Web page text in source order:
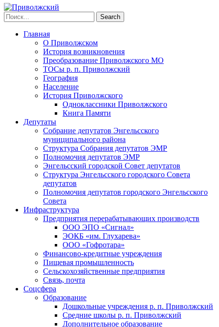
Главная
О Приволжском
История возникновения
Преобразование Приволжского МО
ТОСы р. п. Приволжский
География
Население
История Приволжского
Одноклассники Приволжского
Книга Памяти
Депутаты
Собрание депутатов Энгельсского
муниципального района
Структура Собрания депутатов ЭМР
Полномочия депутатов ЭМР
Энгельсский городской Совет депутатов
Структура Энгельсского городского Совета
депутатов
Полномочия депутатов городского Энгельсского
Совета
Инфраструктура
Предприятия перерабатывающих производств
ООО ЭПО «Сигнал»
ЭОКБ «им. Глухарева»
ООО «Гофротара»
Финансово-кредитные учреждения
Пищевая промышленность
Сельскохозяйственные предприятия
Связь, почта
Соцсфера
Образование
Дошкольные учреждения р. п. Приволжский
Средние школы р. п. Приволжский
Дополнительное образование